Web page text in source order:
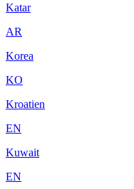
Katar
AR
Korea
KO
Kroatien
EN
Kuwait
EN